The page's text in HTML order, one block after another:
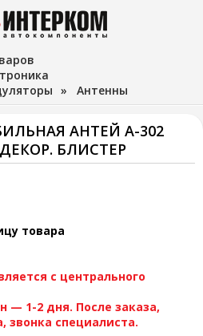
» Антенны
АНТЕЙ А-302
БЛИСТЕР
товара
с центрального
— 1-2 дня. После заказа,
звонка специалиста.